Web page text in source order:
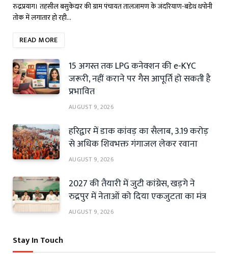
रुद्रप्रयाग। तहसील बसुकेदार की ग्राम पंचायत तालजामण के जंदरियाण-बडेथ थपोनी
तोक में लगातार हो रही…
READ MORE
15 अगस्त तक LPG कनेक्शन की e-KYC
जरूरी, नहीं कराने पर गैस आपूर्ति हो सकती है
प्रभावित
AUGUST 9, 2026
हरिद्वार में डाक कांवड़ का सैलाब, 3.19 करोड़
से अधिक शिवभक्त गंगाजल लेकर रवाना
AUGUST 9, 2026
2027 की तैयारी में जुटी कांग्रेस, खड़गे ने
रुद्रपुर में नेताओं को दिया एकजुटता का मंत्र
AUGUST 9, 2026
Stay In Touch